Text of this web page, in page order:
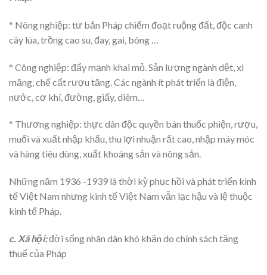
* Nông nghiệp: tư bản Pháp chiếm đoạt ruộng đất, độc canh
cây lúa, trồng cao su, đay, gai, bông …
* Công nghiệp: đẩy mạnh khai mỏ. Sản lượng ngành dệt, xi
măng, chế cất rượu tăng. Các ngành ít phát triển là điện,
nước, cơ khí, đường, giấy, diêm…
* Thương nghiệp: thực dân độc quyền bán thuốc phiện, rượu,
muối và xuất nhập khẩu, thu lợi nhuận rất cao, nhập máy móc
và hàng tiêu dùng, xuất khoáng sản và nông sản.
Những năm 1936 -1939 là thời kỳ phục hồi và phát triển kinh
tế Việt Nam nhưng kinh tế Việt Nam vẫn lạc hậu và lệ thuộc
kinh tế Pháp.
c. Xã hội:đời sống nhân dân khó khăn do chính sách tăng
thuế của Pháp